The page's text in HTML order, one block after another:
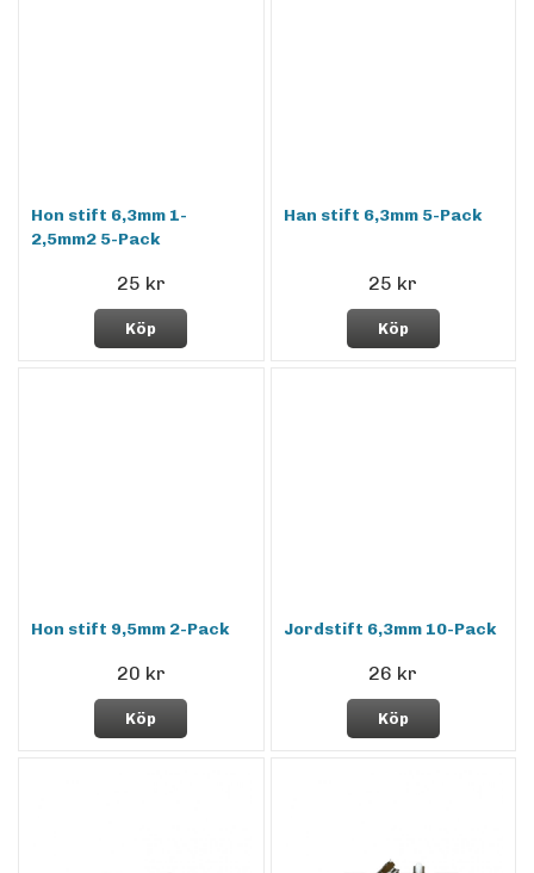
Hon stift 6,3mm 1-
2,5mm2 5-Pack
25 kr
Köp
Han stift 6,3mm 5-Pack
25 kr
Köp
Hon stift 9,5mm 2-Pack
20 kr
Köp
Jordstift 6,3mm 10-Pack
26 kr
Köp